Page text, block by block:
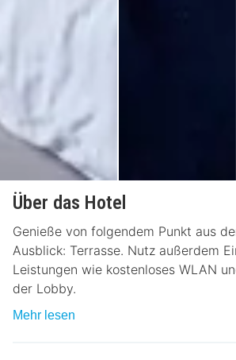
Über das Hotel
Genieße von folgendem Punkt aus
Ausblick: Terrasse. Nutz außerdem
Leistungen wie kostenloses WLAN
der Lobby.
Mehr lesen